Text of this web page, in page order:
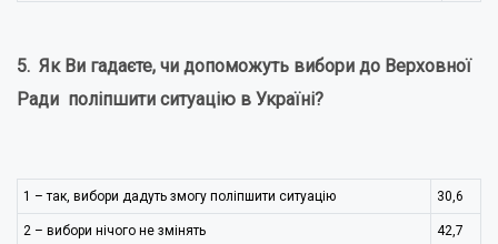
5. Як Ви гадаєте, чи допоможуть вибори до Верховної
Ради поліпшити ситуацію в Україні?
1 – так, вибори дадуть змогу поліпшити ситуацію 30,6
2 – вибори нічого не змінять 42,7